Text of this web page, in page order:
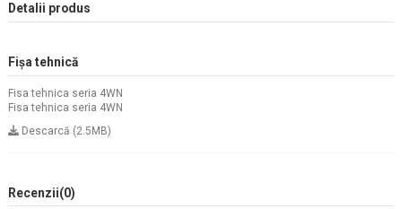
Detalii produs
Fișa tehnică
Fisa tehnica seria 4WN
Fisa tehnica seria 4WN
Descarcă (2.5MB)
Recenzii(0)